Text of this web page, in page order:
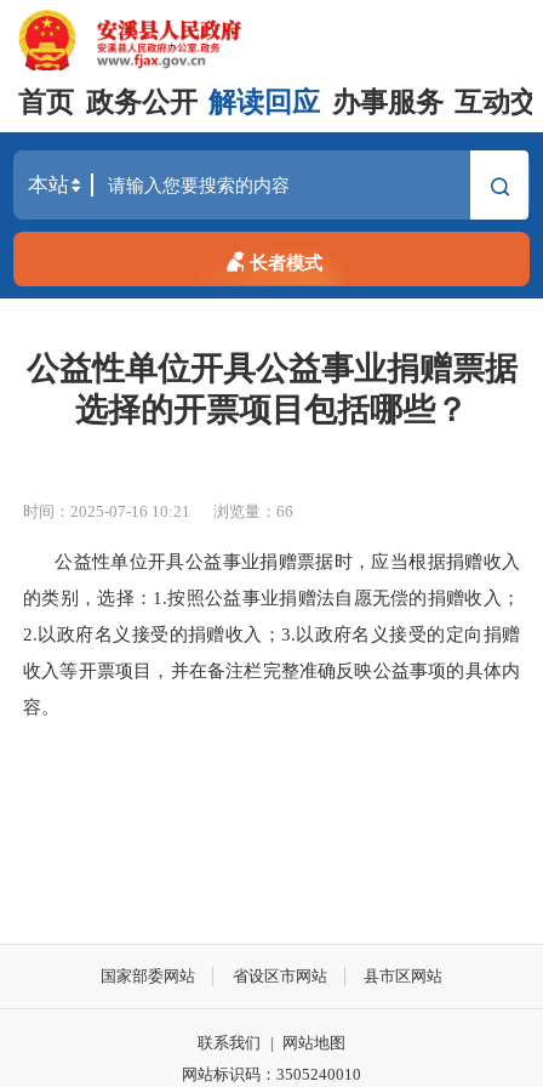
首页 政务公开 解读回应 办事服务 互动
长者模式
公益性单位开具公益事业捐赠票据
选择的开票项目包括哪些？
时间：2025-07-16 10:21 浏览量： 66
公益性单位开具公益事业捐赠票据时，应当根据捐赠收入
的类别，选择：1.按照公益事业捐赠法自愿无偿的捐赠收入；
2.以政府名义接受的捐赠收入；3.以政府名义接受的定向捐赠
收入等开票项目，并在备注栏完整准确反映公益事项的具体内
容。
国家部委网站 省设区市网站 县市区网站
联系我们 |
网站地图
网站标识码：3505240010